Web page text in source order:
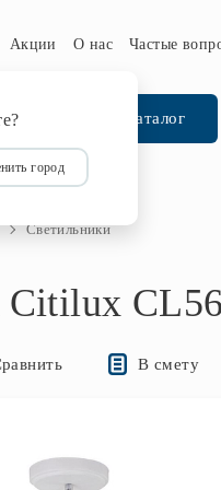
город
Акции О нас Частые
Каталог
Светильники
Citilux
В смету